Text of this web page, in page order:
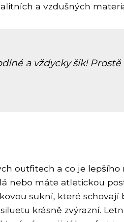
a vzdušných
a vždycky šik!
outfitech a co je
nebo máte atletickou
sukní, které
krásně zvýrazní.